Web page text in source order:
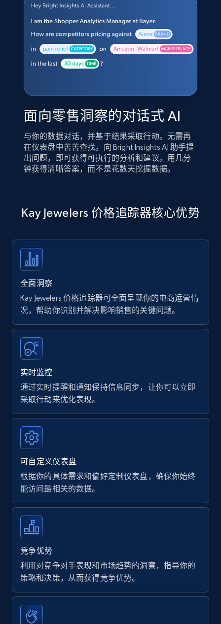
面向零售洞察的对话式 AI
与你的数据对话，并基于结果采取行动。无需再
在仪表盘中苦苦查找。向 Bright Insights AI 助手提
出问题，即可获得可执行的分析和建议。用几分
钟获得清晰答案，而不是花数天挖掘数据。
Kay Jewelers 价格追踪器核心优势
全面洞察
Kay Jewelers 价格追踪器可全面呈现你的电商运营情
况，帮助你识别并解决影响销售的关键问题。
实时监控
通过实时提醒和通知保持信息同步，让你可以立即
采取行动来优化表现。
可自定义仪表盘
根据你的具体需求和偏好定制仪表盘，确保你始终
能访问最相关的数据。
竞争优势
利用对竞争对手表现和市场趋势的洞察，指导你的
策略和决策，从而获得竞争优势。